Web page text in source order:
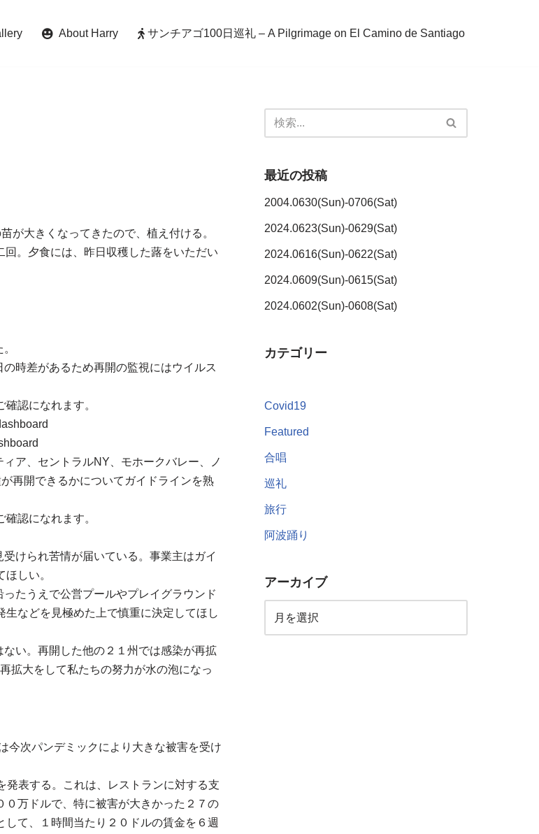
About Harry サンチアゴ100日巡礼 – A Pilgrimage on El Camino de Santiago
が大きくなってきたので、植え付ける。
。夕食には、昨日収穫した蕗をいただい
時差があるため再開の監視にはウイルス
認になれます。
ア、セントラルNY、モホークバレー、ノ
再開できるかについてガイドラインを熟
認になれます。
けられ苦情が届いている。事業主はガイ
しい。
たうえで公営プールやプレイグラウンド
などを見極めた上で慎重に決定してほし
い。再開した他の２１州では感染が再拡
拡大をして私たちの努力が水の泡になっ
今次パンデミックにより大きな被害を受け
表する。これは、レストランに対する支
万ドルで、特に被害が大きかった２７の
て、１時間当たり２０ドルの賃金を６週
最近の投稿
2004.0630(Sun)-0706(Sat)
2024.0623(Sun)-0629(Sat)
2024.0616(Sun)-0622(Sat)
2024.0609(Sun)-0615(Sat)
2024.0602(Sun)-0608(Sat)
カテゴリー
Covid19
Featured
合唱
巡礼
旅行
阿波踊り
アーカイブ